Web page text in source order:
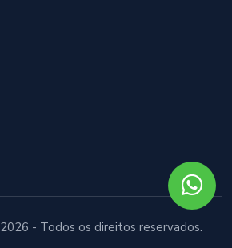
2026 - Todos os direitos reservados.